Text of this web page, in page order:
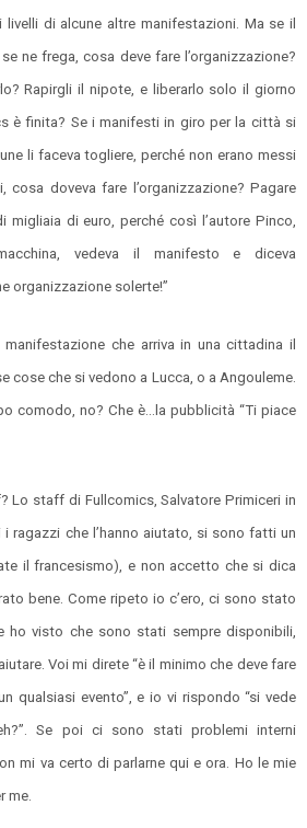
livelli di alcune altre manifestazioni. Ma se il
ne frega, cosa deve fare l’organizzazione?
Rapirgli il nipote, e liberarlo solo il giorno
è finita? Se i manifesti in giro per la città si
li faceva togliere, perché non erano messi
cosa doveva fare l’organizzazione? Pagare
migliaia di euro, perché così l’autore Pinco,
vedeva il manifesto e diceva
organizzazione solerte!”
che arriva in una cittadina il
cose che si vedono a Lucca, o a Angouleme.
comodo, no? Che è…la pubblicità “Ti piace
Lo staff di Fullcomics, Salvatore Primiceri in
ragazzi che l’hanno aiutato, si sono fatti un
il francesismo), e non accetto che si dica
bene. Come ripeto io c’ero, ci sono stato
ho visto che sono stati sempre disponibili,
Voi mi direte “è il minimo che deve fare
qualsiasi evento”, e io vi rispondo “si vede
Se poi ci sono stati problemi interni
mi va certo di parlarne qui e ora. Ho le mie
me.